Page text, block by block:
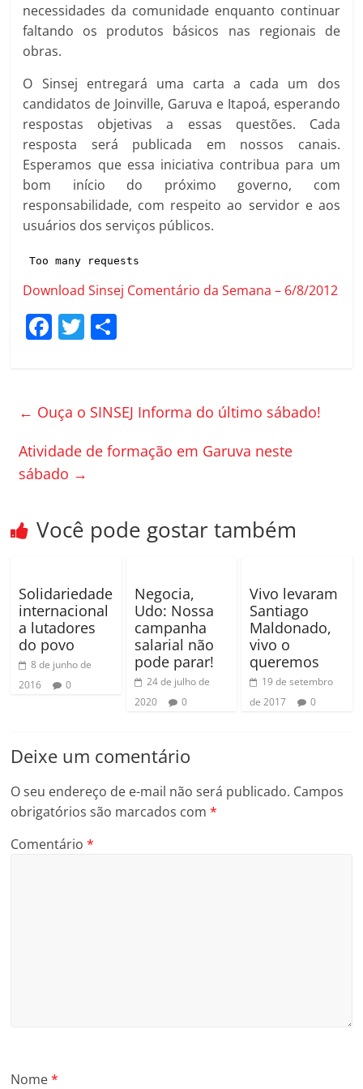
necessidades da comunidade enquanto continuar
faltando os produtos básicos nas regionais de
obras.
O Sinsej entregará uma carta a cada um dos
candidatos de Joinville, Garuva e Itapoá, esperando
respostas objetivas a essas questões. Cada
resposta será publicada em nossos canais.
Esperamos que essa iniciativa contribua para um
bom início do próximo governo, com
responsabilidade, com respeito ao servidor e aos
usuários dos serviços públicos.
Download Sinsej Comentário da Semana – 6/8/2012
F
e
b
o
o
T
er p
ar
til
← Ouça o SINSEJ Informa do último sábado!
Atividade de formação em Garuva neste
sábado →
Você pode gostar também
Solidariedade
internacional
a lutadores
do povo
8 de junho de
2016
0
Negocia,
Udo: Nossa
campanha
salarial não
pode parar!
24 de julho de
2020
0
Vivo levaram
Santiago
Maldonado,
vivo o
queremos
19 de setembro
de 2017
0
Deixe um comentário
O seu endereço de e-mail não será publicado. Campos
obrigatórios são marcados com*
Comentário*
Nome*